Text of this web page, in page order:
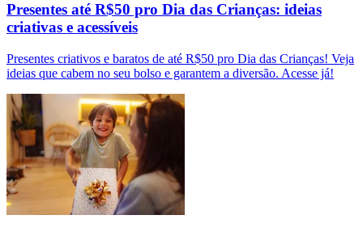
Presentes até R$50 pro Dia das Crianças: ideias
criativas e acessíveis
Presentes criativos e baratos de até R$50 pro Dia das Crianças! Veja
ideias que cabem no seu bolso e garantem a diversão. Acesse já!